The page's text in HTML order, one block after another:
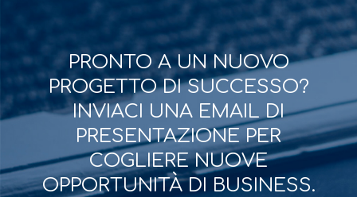
PRONTO A UN NUOVO
PROGETTO DI SUCCESSO?
INVIACI UNA EMAIL DI
PRESENTAZIONE PER
COGLIERE NUOVE
OPPORTUNITÀ DI BUSINESS.